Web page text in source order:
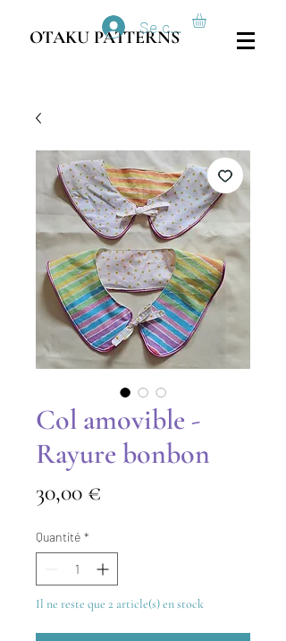
OTAKU PATTERNS
Se connecter
Col amovible -
Rayure bonbon
30,00 €
Quantité *
Il ne reste que 2 article(s) en stock